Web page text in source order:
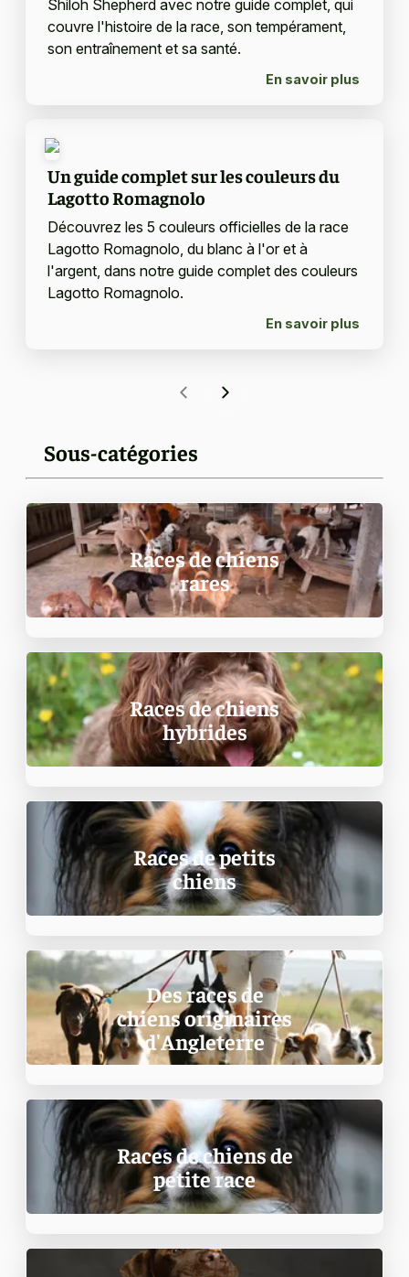
Shiloh Shepherd avec notre guide complet, qui
couvre l'histoire de la race, son tempérament,
son entraînement et sa santé.
En savoir plus
Un guide complet sur les couleurs du
Lagotto Romagnolo
Découvrez les 5 couleurs officielles de la race
Lagotto Romagnolo, du blanc à l'or et à
l'argent, dans notre guide complet des couleurs
Lagotto Romagnolo.
En savoir plus
Sous-catégories
Races de chiens
rares
Races de chiens
hybrides
Races de petits
chiens
Des races de
chiens originaires
d'Angleterre
Races de chiens de
petite race